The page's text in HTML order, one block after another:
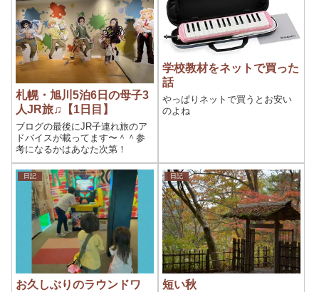
札幌・旭川5泊6日の母子3
人JR旅♫【1日目】
ブログの最後にJR子連れ旅のア
ドバイスが載ってます〜＾＾参
考になるかはあなた次第！
学校教材をネットで買った
話
やっぱりネットで買うとお安い
のよね
日記
お久しぶりのラウンドワ
日記
短い秋